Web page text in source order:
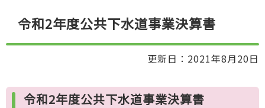
こ
ら
令和2年度公共下水道事業決算書
更新日：2021年8月20日
令和2年度公共下水道事業決算書